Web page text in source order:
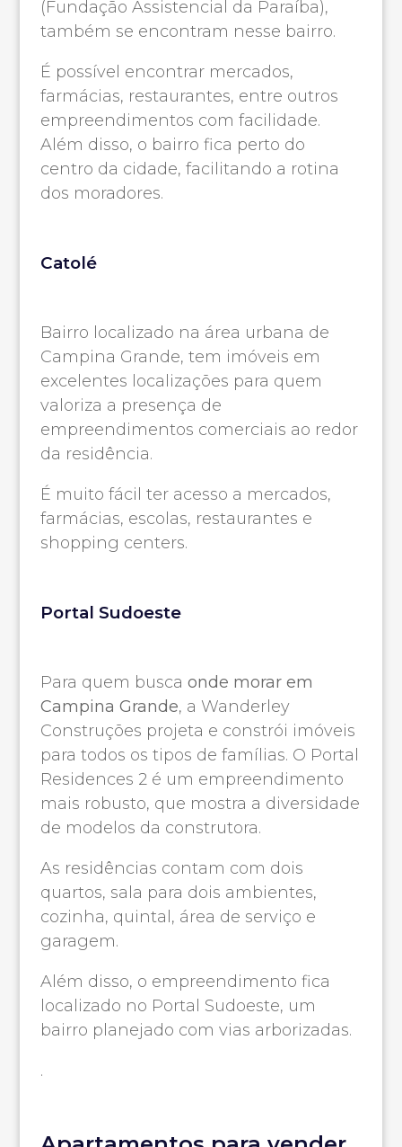
(Fundação Assistencial da Paraíba),
também se encontram nesse bairro.
É possível encontrar mercados,
farmácias, restaurantes, entre outros
empreendimentos com facilidade.
Além disso, o bairro fica perto do
centro da cidade, facilitando a rotina
dos moradores.
Catolé
Bairro localizado na área urbana de
Campina Grande, tem imóveis em
excelentes localizações para quem
valoriza a presença de
empreendimentos comerciais ao redor
da residência.
É muito fácil ter acesso a mercados,
farmácias, escolas, restaurantes e
shopping centers.
Portal Sudoeste
Para quem busca onde morar em
Campina Grande, a Wanderley
Construções projeta e constrói imóveis
para todos os tipos de famílias. O Portal
Residences 2 é um empreendimento
mais robusto, que mostra a diversidade
de modelos da construtora.
As residências contam com dois
quartos, sala para dois ambientes,
cozinha, quintal, área de serviço e
garagem.
Além disso, o empreendimento fica
localizado no Portal Sudoeste, um
bairro planejado com vias arborizadas.
.